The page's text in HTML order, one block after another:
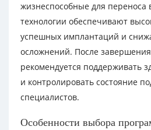
жизнеспособные для
технологии обеспечивают
успешных имплантаций и
осложнений. После
рекомендуется поддерживать
и контролировать состояние
специалистов.
Особенности выбора